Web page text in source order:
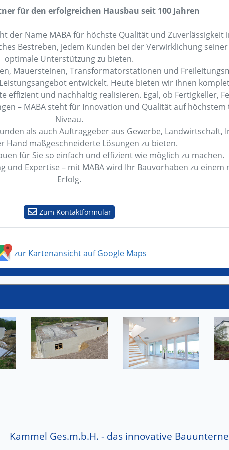
für den erfolgreichen Hausbau seit 100 Jahren
der Name MABA für höchste Qualität und Zuverlässigkeit
Bestreben, jedem Kunden bei der Verwirklichung
optimale Unterstützung zu bieten.
Mauersteinen, Transformatorstationen und
entwickelt. Heute bieten wir Ihnen
effizient und nachhaltig realisieren. Egal, ob Fertigkeller,
– MABA steht für Innovation und Qualität auf höchstem
Niveau.
als auch Auftraggeber aus Gewerbe, Landwirtschaft,
Hand maßgeschneiderte Lösungen zu bieten.
für Sie so einfach und effizient wie möglich zu machen.
und Expertise – mit MABA wird Ihr Bauvorhaben zu einem
Erfolg.
Zum Kontaktformular
zur Kartenansicht auf Google Maps
Kammel Ges.m.b.H. - das innovative